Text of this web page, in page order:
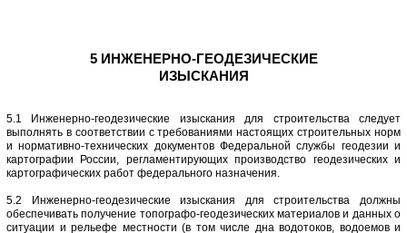
5 ИНЖЕНЕРНО-ГЕОДЕЗИЧЕСКИЕ
ИЗЫСКАНИЯ
5.1 Инженерно-геодезические изыскания для строительства следует
выполнять в соответствии с требованиями настоящих строительных норм
и нормативно-технических документов Федеральной службы геодезии и
картографии России, регламентирующих производство геодезических и
картографических работ федерального назначения.
5.2 Инженерно-геодезические изыскания для строительства должны
обеспечивать получение топографо-геодезических материалов и данных о
ситуации и рельефе местности (в том числе дна водотоков, водоемов и